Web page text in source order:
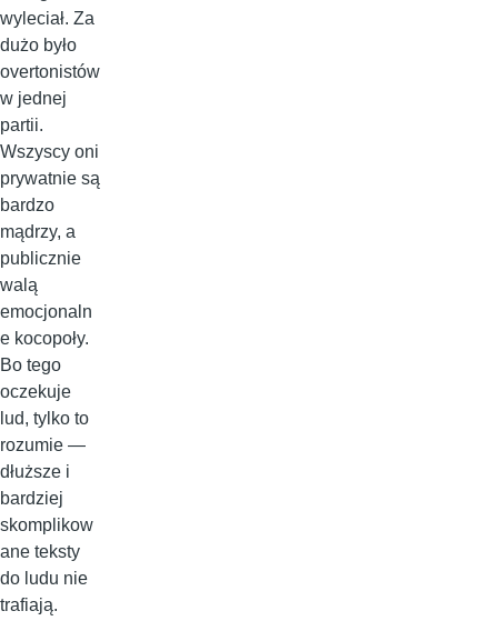
wyleciał. Za
dużo było
overtonistów
w jednej
partii.
Wszyscy oni
prywatnie są
bardzo
mądrzy, a
publicznie
walą
emocjonaln
e kocopoły.
Bo tego
oczekuje
lud, tylko to
rozumie —
dłuższe i
bardziej
skomplikow
ane teksty
do ludu nie
trafiają.